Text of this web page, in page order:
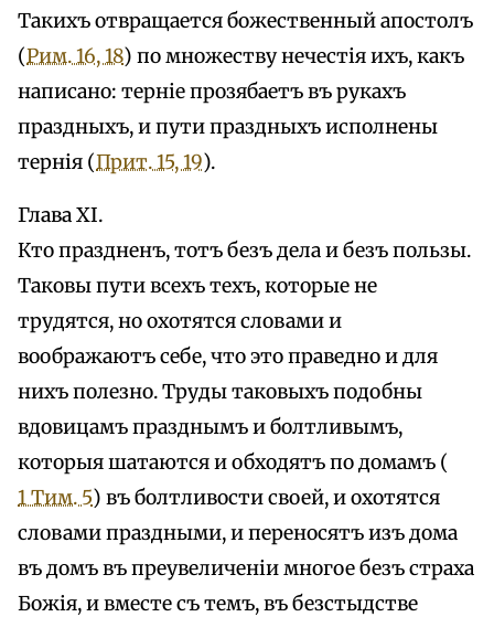
Такихъ отвращается божественный апостолъ
(Рим. 16, 18) по множеству нечестія ихъ, какъ
написано: терніе прозябаетъ въ рукахъ
праздныхъ, и пути праздныхъ исполнены
тернія (Прит. 15, 19).
Глава XI.
Кто праздненъ, тотъ безъ дела и безъ пользы.
Таковы пути всехъ техъ, которые не
трудятся, но охотятся словами и
воображаютъ себе, что это праведно и для
нихъ полезно. Труды таковыхъ подобны
вдовицамъ празднымъ и болтливымъ,
которыя шатаются и обходятъ по домамъ (
1 Тим. 5) въ болтливости своей, и охотятся
словами праздными, и переносятъ изъ дома
въ домъ въ преувеличеніи многое безъ страха
Божія, и вместе съ темъ, въ безстыдстве